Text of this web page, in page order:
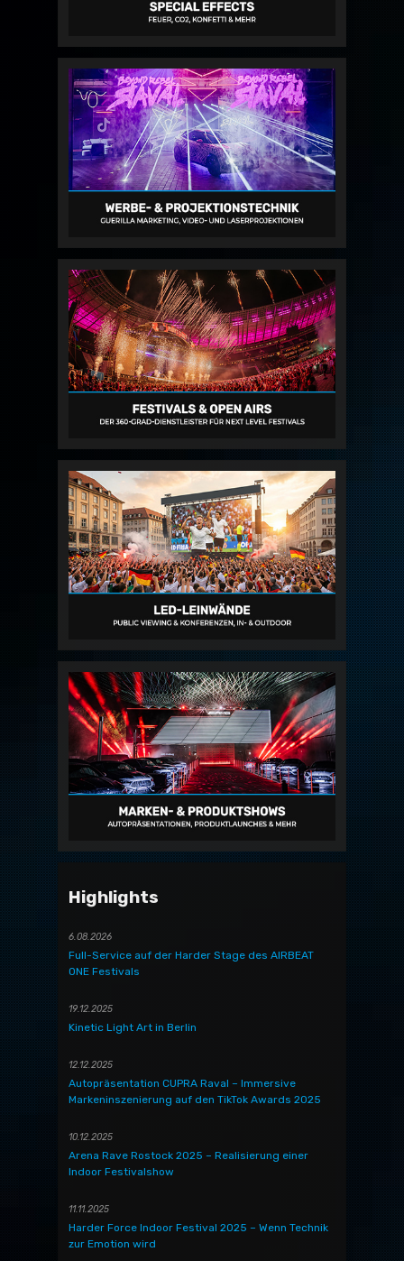
Highlights
6.08.2026
Full-Service auf der Harder Stage des AIRBEAT
ONE Festivals
19.12.2025
Kinetic Light Art in Berlin
12.12.2025
Autopräsentation CUPRA Raval – Immersive
Markeninszenierung auf den TikTok Awards 2025
10.12.2025
Arena Rave Rostock 2025 – Realisierung einer
Indoor Festivalshow
11.11.2025
Harder Force Indoor Festival 2025 – Wenn Technik
zur Emotion wird